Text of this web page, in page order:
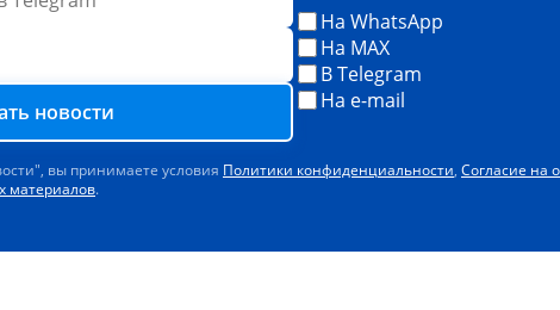
новости
На WhatsApp
На MAX
В Telegram
На e-mail
вы принимаете условия Политики конфиденциальности, Согласие на
материалов.